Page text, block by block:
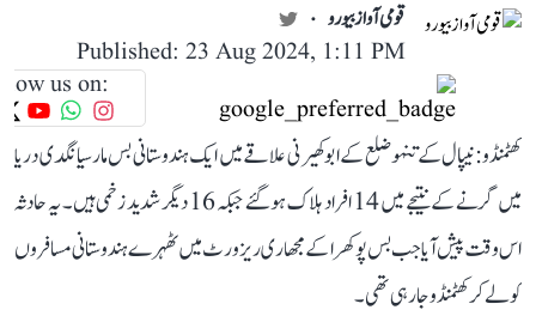
قومی آواز بیورو
Published: 23 Aug 2024, 1:11 PM
us on:
کھٹمنڈو: نیپال کے تنہو ضلع کے ابوکھیرنی علاقے میں ایک ہندوستانی بس مارسیانگدی دریا
میں گرنے کے نتیجے میں 14 افراد ہلاک ہو گئے جبکہ 16 دیگر شدید زخمی ہیں۔ یہ حادثہ
اس وقت پیش آیا جب بس پوکھرا کے مجھاری ریزورٹ میں ٹھہرے ہندوستانی مسافروں
کو لے کر کھٹمنڈو جا رہی تھی۔